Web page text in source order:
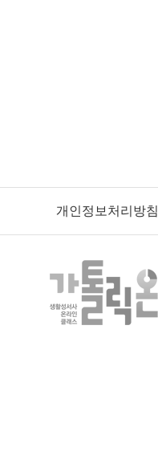
개인정보처리방침